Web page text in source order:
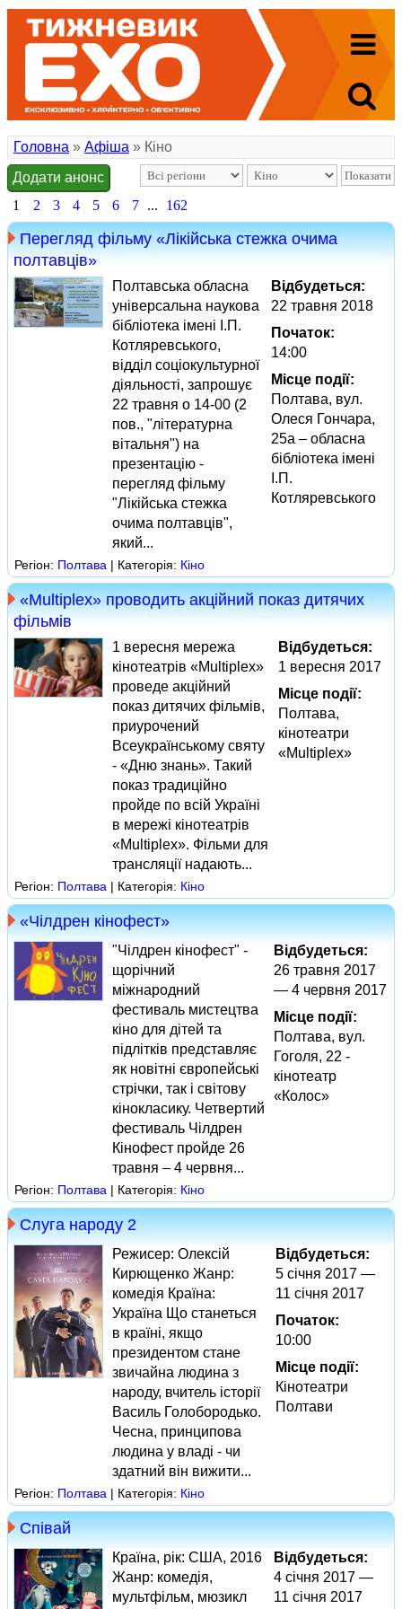
Головна » Афіша » Кіно
Додати анонс
1
2 3 4 5 6 7 ... 162
Перегляд фільму «Лікійська стежка очима
полтавців»
Полтавська обласна
універсальна наукова
бібліотека імені І.П.
Котляревського,
відділ соціокультурної
діяльності, запрошує
22 травня о 14-00 (2
пов., "літературна
вітальня") на
презентацію -
перегляд фільму
"Лікійська стежка
очима полтавців",
який...
Відбудеться:
22 травня 2018
Початок:
14:00
Місце події:
Полтава, вул.
Олеся Гончара,
25а – обласна
бібліотека імені
І.П.
Котляревського
Регіон: Полтава | Категорія: Кіно
«Multiplex» проводить акційний показ дитячих
фільмів
1 вересня мережа
кінотеатрів «Multiplex»
проведе акційний
показ дитячих фільмів,
приурочений
Всеукраїнському святу
- «Дню знань». Такий
показ традиційно
пройде по всій Україні
в мережі кінотеатрів
«Multiplex». Фільми для
трансляції надають...
Відбудеться:
1 вересня 2017
Місце події:
Полтава,
кінотеатри
«Multiplex»
Регіон: Полтава | Категорія: Кіно
«Чілдрен кінофест»
"Чілдрен кінофест" -
щорічний
міжнародний
фестиваль мистецтва
кіно для дітей та
підлітків представляє
як новітні європейські
стрічки, так і світову
кінокласику. Четвертий
фестиваль Чілдрен
Кінофест пройде 26
травня – 4 червня...
Відбудеться:
26 травня 2017
— 4 червня 2017
Місце події:
Полтава, вул.
Гоголя, 22 -
кінотеатр
«Колос»
Регіон: Полтава | Категорія: Кіно
Слуга народу 2
Режисер: Олексій
Кирющенко Жанр:
комедія Країна:
Україна Що станеться
в країні, якщо
президентом стане
звичайна людина з
народу, вчитель історії
Василь Голобородько.
Чесна, принципова
людина у владі - чи
здатний він вижити...
Відбудеться:
5 січня 2017 —
11 січня 2017
Початок:
10:00
Місце події:
Кінотеатри
Полтави
Регіон: Полтава | Категорія: Кіно
Співай
Країна, рік: США, 2016
Жанр: комедія,
мультфільм, мюзикл
Відбудеться:
4 січня 2017 —
11 січня 2017